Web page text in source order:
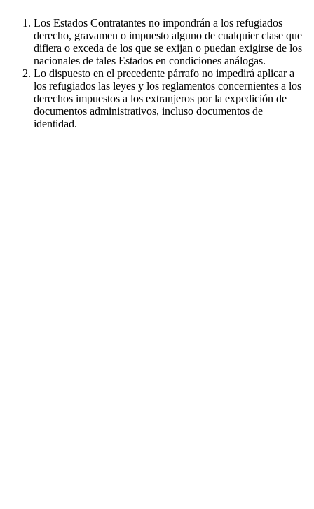
Los Estados Contratantes no impondrán a los refugiados
derecho, gravamen o impuesto alguno de cualquier clase que
difiera o exceda de los que se exijan o puedan exigirse de los
nacionales de tales Estados en condiciones análogas.
Lo dispuesto en el precedente párrafo no impedirá aplicar a
los refugiados las leyes y los reglamentos concernientes a los
derechos impuestos a los extranjeros por la expedición de
documentos administrativos, incluso documentos de
identidad.